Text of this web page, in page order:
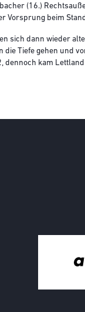
(16.)
Vorsprung beim
sich dann wieder
die Tiefe gehen und
dennoch kam